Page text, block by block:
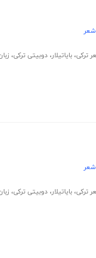
ترکی، بایاتیلار، دوبیتی ترکی،
ترکی، بایاتیلار، دوبیتی ترکی،